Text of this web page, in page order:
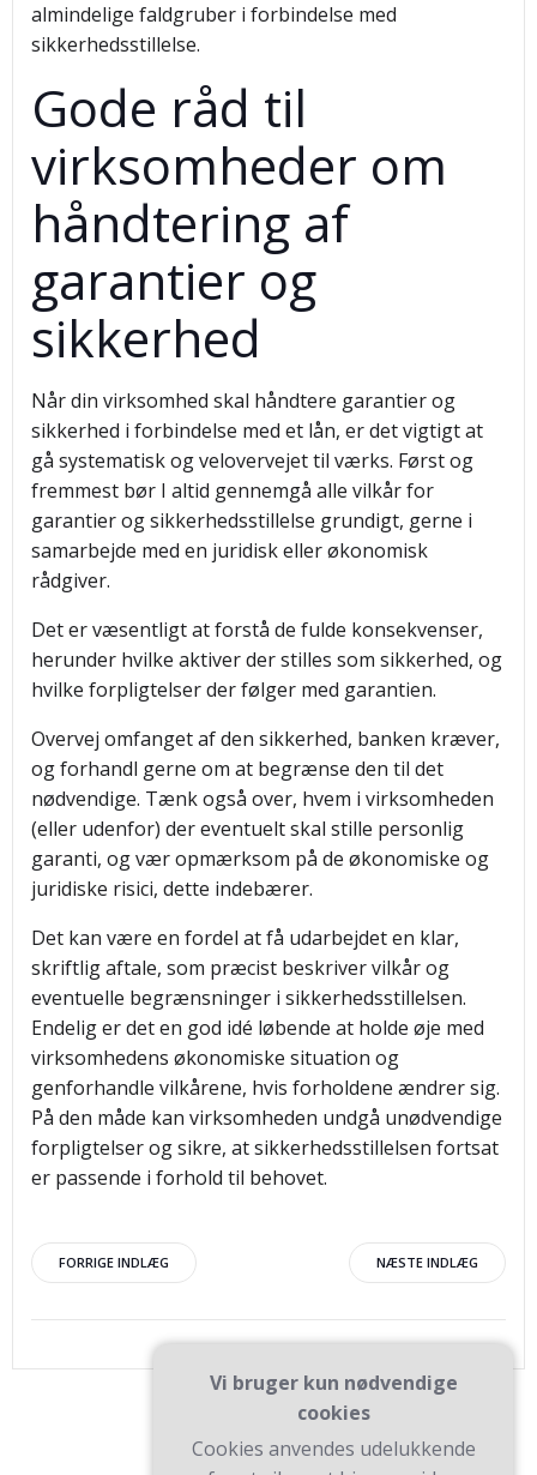
almindelige faldgruber i forbindelse med
sikkerhedsstillelse.
Gode råd til
virksomheder om
håndtering af
garantier og
sikkerhed
Når din virksomhed skal håndtere garantier og
sikkerhed i forbindelse med et lån, er det vigtigt at
gå systematisk og velovervejet til værks. Først og
fremmest bør I altid gennemgå alle vilkår for
garantier og sikkerhedsstillelse grundigt, gerne i
samarbejde med en juridisk eller økonomisk
rådgiver.
Det er væsentligt at forstå de fulde konsekvenser,
herunder hvilke aktiver der stilles som sikkerhed, og
hvilke forpligtelser der følger med garantien.
Overvej omfanget af den sikkerhed, banken kræver,
og forhandl gerne om at begrænse den til det
nødvendige. Tænk også over, hvem i virksomheden
(eller udenfor) der eventuelt skal stille personlig
garanti, og vær opmærksom på de økonomiske og
juridiske risici, dette indebærer.
Det kan være en fordel at få udarbejdet en klar,
skriftlig aftale, som præcist beskriver vilkår og
eventuelle begrænsninger i sikkerhedsstillelsen.
Endelig er det en god idé løbende at holde øje med
virksomhedens økonomiske situation og
genforhandle vilkårene, hvis forholdene ændrer sig.
På den måde kan virksomheden undgå unødvendige
forpligtelser og sikre, at sikkerhedsstillelsen fortsat
er passende i forhold til behovet.
Indlægsnavigation
FORRIGE INDLÆG NÆSTE INDLÆG
Vi bruger kun nødvendige
cookies
Cookies anvendes udelukkende